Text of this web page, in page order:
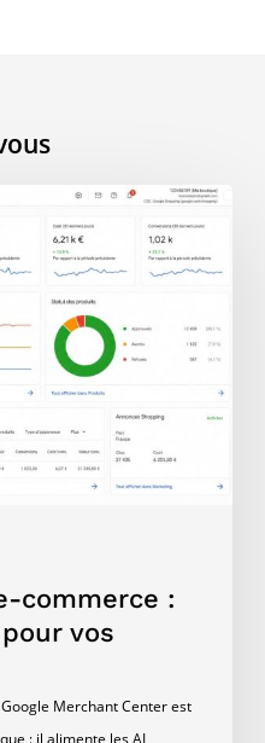
commerce :
vos
Merchant Center est